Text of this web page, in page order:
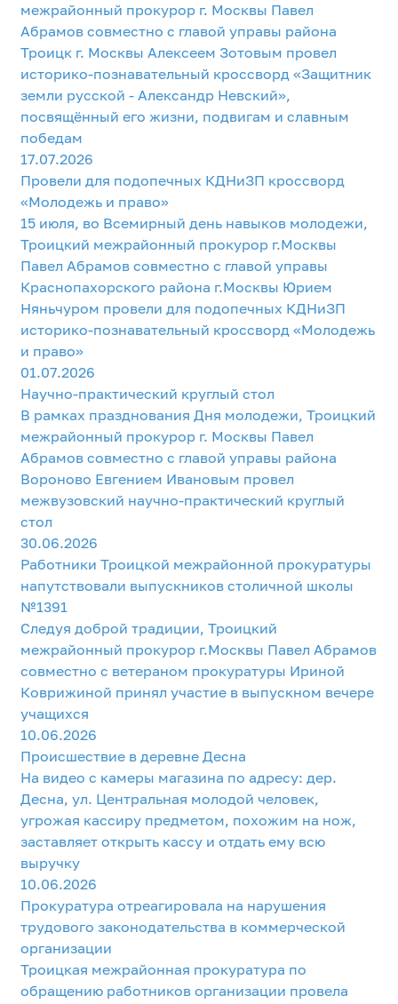
межрайонный прокурор г. Москвы Павел
Абрамов совместно с главой управы района
Троицк г. Москвы Алексеем Зотовым провел
историко-познавательный кроссворд «Защитник
земли русской - Александр Невский»,
посвящённый его жизни, подвигам и славным
победам
17.07.2026
Провели для подопечных КДНиЗП кроссворд
«Молодежь и право»
15 июля, во Всемирный день навыков молодежи,
Троицкий межрайонный прокурор г.Москвы
Павел Абрамов совместно с главой управы
Краснопахорского района г.Москвы Юрием
Няньчуром провели для подопечных КДНиЗП
историко-познавательный кроссворд «Молодежь
и право»
01.07.2026
Научно-практический круглый стол
В рамках празднования Дня молодежи, Троицкий
межрайонный прокурор г. Москвы Павел
Абрамов совместно с главой управы района
Вороново Евгением Ивановым провел
межвузовский научно-практический круглый
стол
30.06.2026
Работники Троицкой межрайонной прокуратуры
напутствовали выпускников столичной школы
№1391
Следуя доброй традиции, Троицкий
межрайонный прокурор г.Москвы Павел Абрамов
совместно с ветераном прокуратуры Ириной
Коврижиной принял участие в выпускном вечере
учащихся
10.06.2026
Происшествие в деревне Десна
На видео с камеры магазина по адресу: дер.
Десна, ул. Центральная молодой человек,
угрожая кассиру предметом, похожим на нож,
заставляет открыть кассу и отдать ему всю
выручку
10.06.2026
Прокуратура отреагировала на нарушения
трудового законодательства в коммерческой
организации
Троицкая межрайонная прокуратура по
обращению работников организации провела